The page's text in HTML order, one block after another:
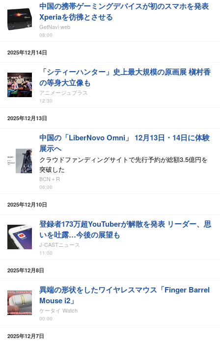
中国の携帯ゲーミングデバイスが初のスマホを発表
Xperiaを彷彿とさせる
GetNavi web
08:00
2025年12月14日
「シティーハンター」史上最大規模の原画展 槇村香
の等身大立像も
アニメージュプラス
12:30
2025年12月13日
中国の「LiberNovo Omni」 12月13日・14日に体験
展示へ
クラウドファンディングサイトで先行予約が総額3.5億円を
突破した
BCN＋R
06:00
2025年12月10日
登録者173万超YouTuberが解散を発表 リーダー、思
いを吐露…今後の展望も
J-CASTニュース
11:00
2025年12月8日
異端の形状をしたワイヤレスマウス「Finger Barrel
Mouse i2」
ケータイ Watch
00:00
2025年12月7日